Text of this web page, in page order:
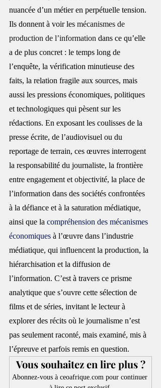
nuancée d’un métier en perpétuelle tension.
Ils donnent à voir les mécanismes de
production de l’information dans ce qu’elle
a de plus concret : le temps long de
l’enquête, la vérification minutieuse des
faits, la relation fragile aux sources, mais
aussi les pressions économiques, politiques
et technologiques qui pèsent sur les
rédactions. En exposant les coulisses de la
presse écrite, de l’audiovisuel ou du
reportage de terrain, ces œuvres interrogent
la responsabilité du journaliste, la frontière
entre engagement et objectivité, la place de
l’information dans des sociétés confrontées
à la défiance et à la saturation médiatique,
ainsi que la compréhension des mécanismes
économiques à l’œuvre dans l’industrie
médiatique, qui influencent la production, la
hiérarchisation et la diffusion de
l’information. C’est à travers ce prisme
analytique que s’ouvre cette sélection de
films et de séries, invitant le lecteur à
explorer des récits où le journalisme n’est
pas seulement raconté, mais examiné, mis à
l’épreuve et parfois remis en question.
Vous souhaitez en lire plus ?
Abonnez-vous à ceoafrique.com pour continuer